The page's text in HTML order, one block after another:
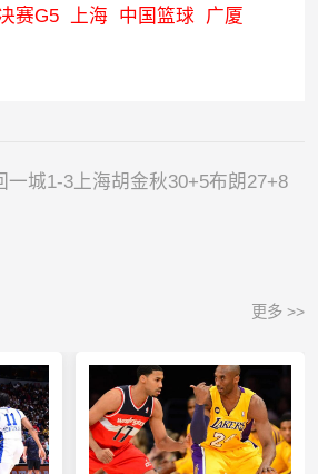
赛G5 上海 中国篮球 广厦
一城1-3上海胡金秋30+5布朗27+8
更多 >>